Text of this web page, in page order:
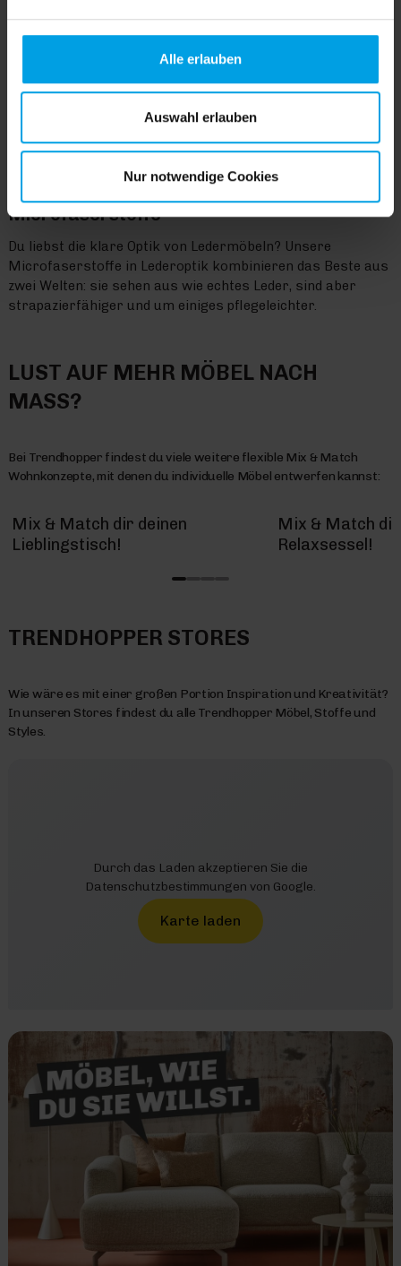
widerrufen. Für weitere Informationen lesen Sie bitte
unsereDatenschutzhinweise. Unser Impressum finden
Alle erlauben
Auswahl erlauben
Nur notwendige Cookies
Microfaserstoffe
Du liebst die klare Optik von Ledermöbeln? Unsere
Microfaserstoffe in Lederoptik kombinieren das Beste aus
zwei Welten: sie sehen aus wie echtes Leder, sind aber
strapazierfähiger und um einiges pflegeleichter.
LUST AUF MEHR MÖBEL NACH
MASS?
Bei Trendhopper findest du viele weitere flexible Mix & Match
Wohnkonzepte, mit denen du individuelle Möbel entwerfen kannst:
Mix & Match dir deinen
Lieblingstisch!
Mix & Match
Relaxsessel!
TRENDHOPPER STORES
Wie wäre es mit einer großen Portion Inspiration und Kreativität?
In unseren Stores findest du alle Trendhopper Möbel, Stoffe und
Styles.
Durch das Laden akzeptieren Sie die
Datenschutzbestimmungen von Google.
Karte laden